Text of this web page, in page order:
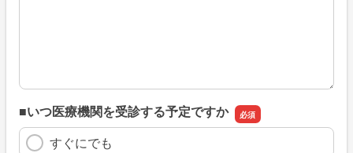
■いつ医療機関を受診する予定ですか
すぐにでも